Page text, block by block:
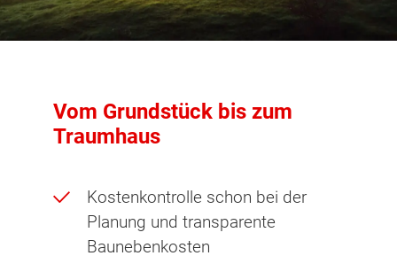
Vom Grundstück bis zum
Traumhaus
Kostenkontrolle schon bei der
Planung und transparente
Baunebenkosten